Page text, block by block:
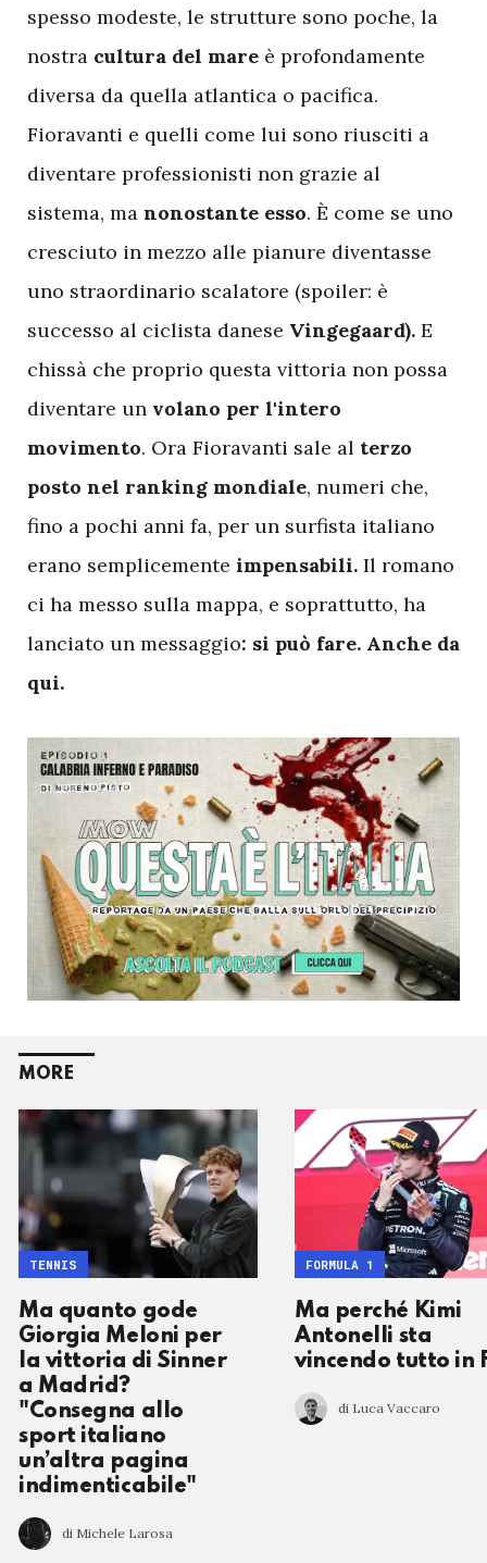
spesso modeste, le strutture sono poche, la
nostra cultura del mare è profondamente
diversa da quella atlantica o pacifica.
Fioravanti e quelli come lui sono riusciti a
diventare professionisti non grazie al
sistema, ma nonostante esso. È come se uno
cresciuto in mezzo alle pianure diventasse
uno straordinario scalatore (spoiler: è
successo al ciclista danese Vingegaard). E
chissà che proprio questa vittoria non possa
diventare un volano per l'intero
movimento. Ora Fioravanti sale al terzo
posto nel ranking mondiale, numeri che,
fino a pochi anni fa, per un surfista italiano
erano semplicemente impensabili. Il romano
ci ha messo sulla mappa, e soprattutto, ha
lanciato un messaggio: si può fare. Anche da
qui.
MORE
Ma quanto gode
Giorgia Meloni per
la vittoria di Sinner
a Madrid?
"Consegna allo
sport italiano
un’altra pagina
indimenticabile"
di Michele Larosa
TENNIS
Ma perché Kimi
Antonelli sta
vincendo tutto in
di Luca Vaccaro
FORMULA 1